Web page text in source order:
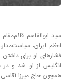
فشارهای او برای
انگلیس از او شد و در
همچون حاج میرزا آقاسی